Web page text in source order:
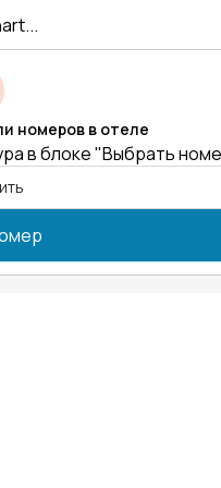
номеров в отеле
в блоке "Выбрать